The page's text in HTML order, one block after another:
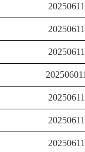
20250611
20250611
20250611
20250611
20250611
20250611